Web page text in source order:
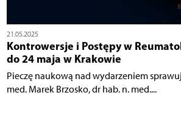
21.05.2025
Kontrowersje i Postępy w
do 24 maja w Krakowie
Pieczę naukową nad wydarzeniem
med. Marek Brzosko, dr hab. n. med....